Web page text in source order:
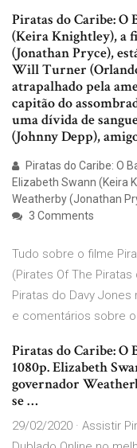
Piratas do Caribe: O
(Keira Knightley), a
(Jonathan Pryce),
Will Turner
atrapalhado pela
capitão do
uma dívida de
(Johnny Depp),
Piratas do Caribe: O
Elizabeth Swann (Keira
Weatherby (Jonathan
3 Comments
Tudo sobre o filme
(Pirates Of The Piratas
Piratas do Davy
e comentários sobre
Piratas do Caribe: O
1080p. Elizabeth
governador
se …
29/02/2020 · Assistir